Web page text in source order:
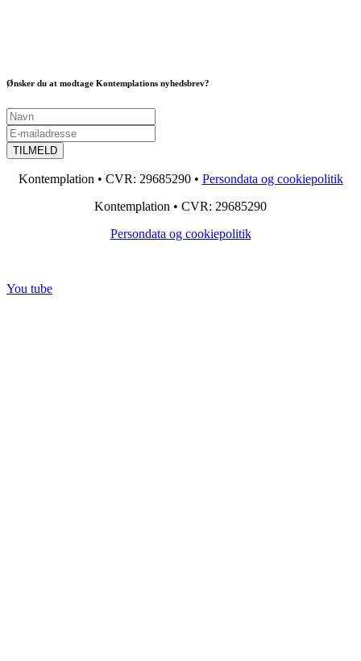
Ønsker du at modtage Kontemplations nyhedsbrev?
Kontemplation • CVR: 29685290 • Persondata og cookiepolitik
Kontemplation • CVR: 29685290
Persondata og cookiepolitik
You tube